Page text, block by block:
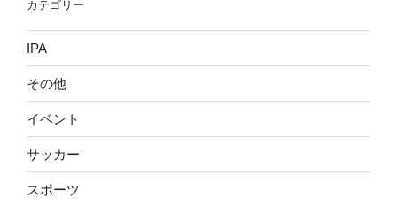
カテゴリー
IPA
その他
イベント
サッカー
スポーツ